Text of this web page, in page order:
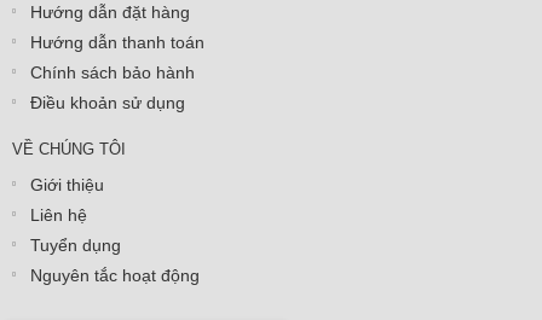
Hướng dẫn đặt hàng
Hướng dẫn thanh toán
Chính sách bảo hành
Điều khoản sử dụng
VỀ CHÚNG TÔI
Giới thiệu
Liên hệ
Tuyển dụng
Nguyên tắc hoạt động